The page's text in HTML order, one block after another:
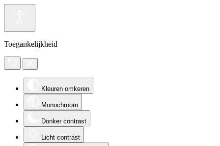
Toegankelijkheid
Kleuren omkeren
Monochroom
Donker contrast
Licht contrast